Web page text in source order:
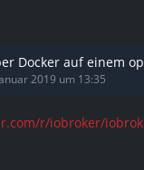
Docker auf einem
2019 um 13:35
r/iobroker/